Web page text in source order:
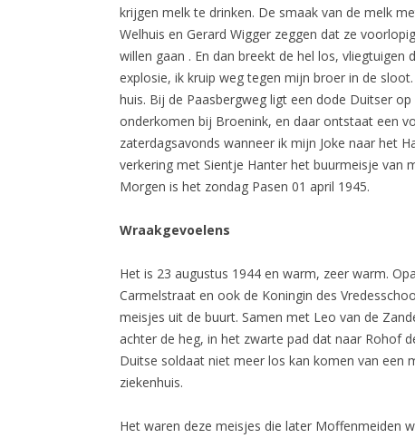
krijgen melk te drinken. De smaak van de melk
Welhuis en Gerard Wigger zeggen dat ze
willen gaan . En dan breekt de hel los,
explosie, ik kruip weg tegen mijn broer in de
huis. Bij de Paasbergweg ligt een dode Duitser
onderkomen bij Broenink, en daar ontstaat een
zaterdagsavonds wanneer ik mijn Joke naar het
verkering met Sientje Hanter het buurmeisje van
Morgen is het zondag Pasen 01 april 1945.
Wraakgevoelens
Het is 23 augustus 1944 en warm, zeer warm.
Carmelstraat en ook de Koningin des
meisjes uit de buurt. Samen met Leo van de
achter de heg, in het zwarte pad dat naar Rohof
Duitse soldaat niet meer los kan komen van een
ziekenhuis.
Het waren deze meisjes die later Moffenmeiden